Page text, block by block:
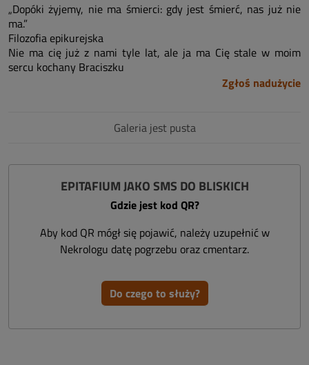
„Dopóki żyjemy, nie ma śmierci: gdy jest śmierć, nas już nie
ma.”
Filozofia epikurejska
Nie ma cię już z nami tyle lat, ale ja ma Cię stale w moim
sercu kochany Braciszku
Zgłoś nadużycie
Galeria jest pusta
EPITAFIUM JAKO SMS DO BLISKICH
Gdzie jest kod QR?
Aby kod QR mógł się pojawić, należy uzupełnić w
Nekrologu datę pogrzebu oraz cmentarz.
Do czego to służy?